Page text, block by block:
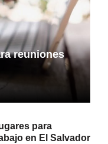
reuniones
para
en El Salvador